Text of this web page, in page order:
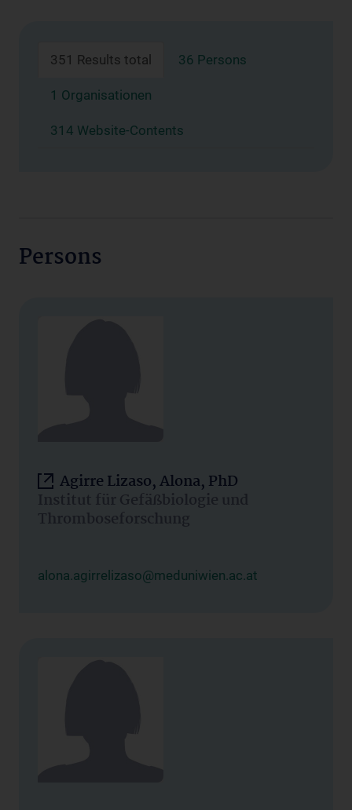
351 Results total 36 Persons
1 Organisationen
314 Website-Contents
Persons
Agirre Lizaso, Alona, PhD
Institut für Gefäßbiologie und
Thromboseforschung
alona.agirrelizaso@meduniwien.ac.at